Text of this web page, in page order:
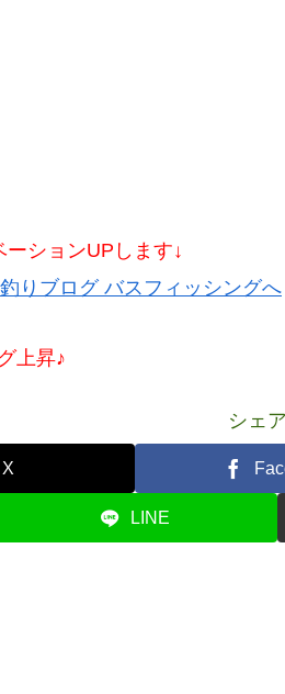
ションUPします↓
上昇♪
シェ
X
LINE